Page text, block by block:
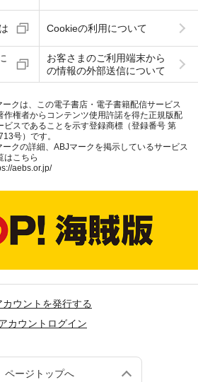
Cookieの利用について
お客さまのご利用端末から
の情報の外部送信について
ークは、この電子書店・電子書籍配信サービス
作権者からコンテンツ使用許諾を得た正規版配
ビスであることを示す登録商標（登録番号 第
号）です。
ークの詳細、ABJマークを掲示しているサービス
はこちら
aebs.or.jp/
カウントを発行する
カウントログイン
ページトップへ